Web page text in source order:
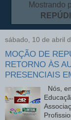
Mostrando
sábado, 10 de abril
MOÇÃO DE
RETORNO ÀS
PRESENCIAIS
Nós,